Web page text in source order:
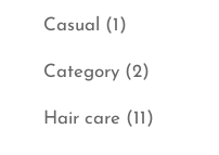
Casual (1)
Category (2)
Hair care (11)